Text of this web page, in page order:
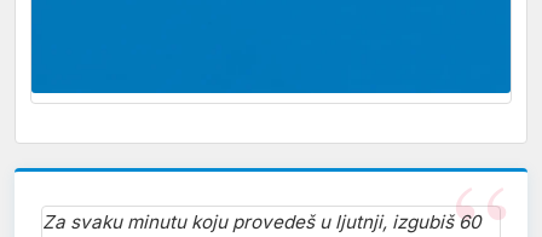
Za svaku minutu koju provedeš u ljutnji, izgubiš 60